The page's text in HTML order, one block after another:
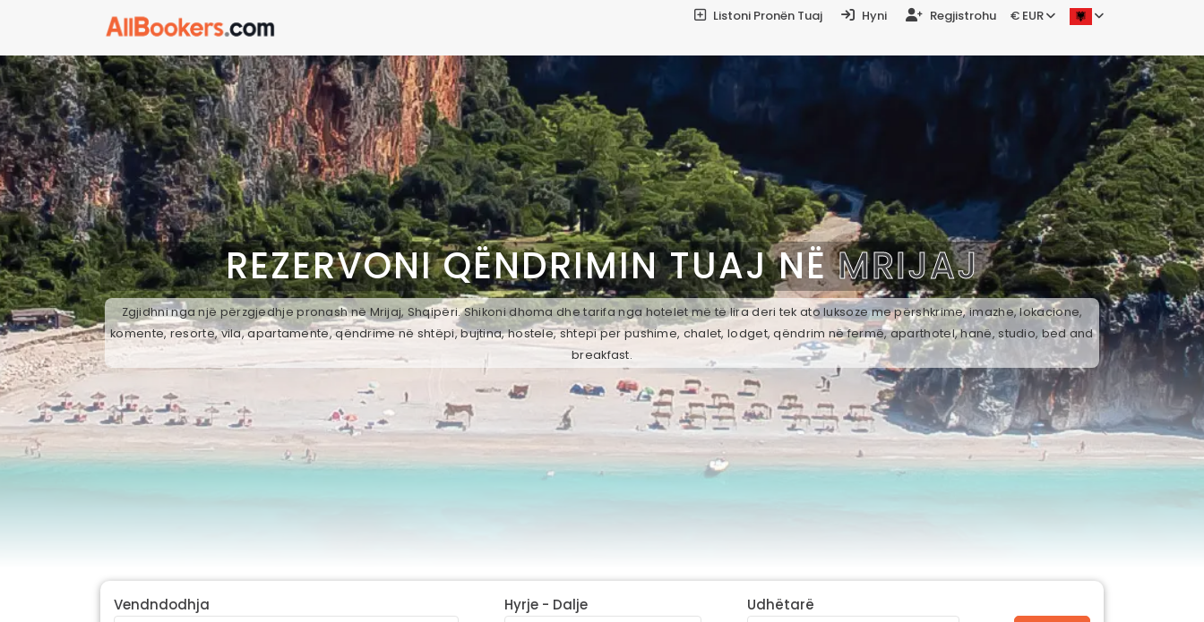
Listoni Pronën Tuaj Hyni Regjistrohu € EUR
REZERVONI QËNDRIMIN TUAJ NËMRIJAJ
Zgjidhni nga një përzgjedhje pronash në Mrijaj, Shqipëri. Shikoni dhoma dhe tarifa nga hotelet më të lira deri tek ato luksoze me përshkrime, imazhe, lokacione,
komente, resorte, vila, apartamente, qëndrime në shtëpi, bujtina, hostele, shtepi per pushime, chalet, lodget, qëndrim në fermë, aparthotel, hanë, studio, bed and
breakfast.
Vendndodhja Hyrje - Dalje
Udhëtarë